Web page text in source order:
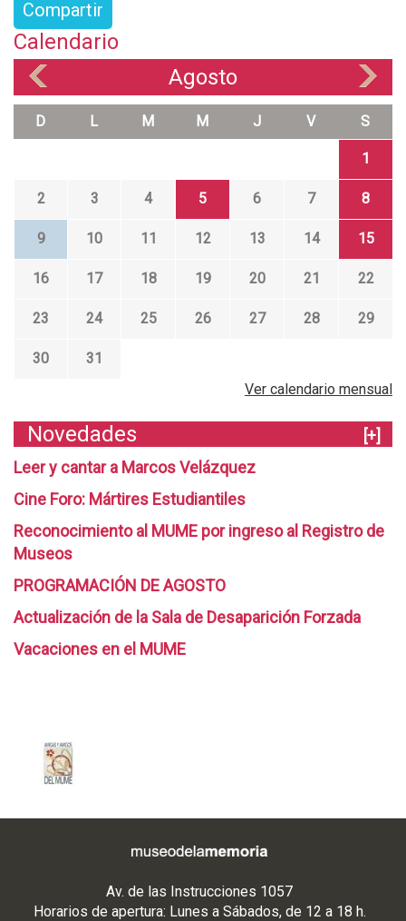
Compartir
Calendario
Agosto
D L M M J V S
1
2 3 4 5 6 7 8
9 10 11 12 13 14 15
16 17 18 19 20 21 22
23 24 25 26 27 28 29
30
31
Ver calendario mensual
Novedades
[+]
Leer y cantar a Marcos Velázquez
Cine Foro: Mártires Estudiantiles
Reconocimiento al MUME por ingreso al Registro de
Museos
PROGRAMACIÓN DE AGOSTO
Actualización de la Sala de Desaparición Forzada
Vacaciones en el MUME
Av. de las Instrucciones 1057
Horarios de apertura: Lunes a Sábados, de 12 a 18 h.